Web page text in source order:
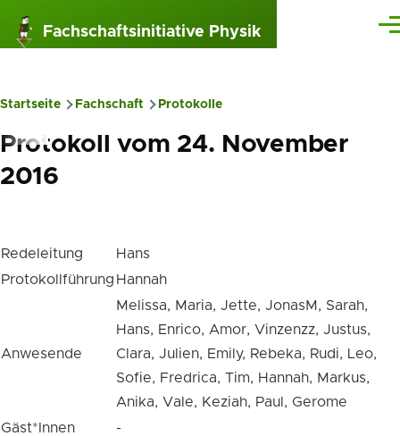
Fachschaftsinitiative Physik
Startseite Fachschaft Protokolle
Protokoll vom 24. November
2016
Redeleitung
Hans
Protokollführung Hannah
Anwesende
Melissa, Maria, Jette, JonasM, Sarah,
Hans, Enrico, Amor, Vinzenzz, Justus,
Clara, Julien, Emily, Rebeka, Rudi, Leo,
Sofie, Fredrica, Tim, Hannah, Markus,
Anika, Vale, Keziah, Paul, Gerome
Gäst*Innen
-